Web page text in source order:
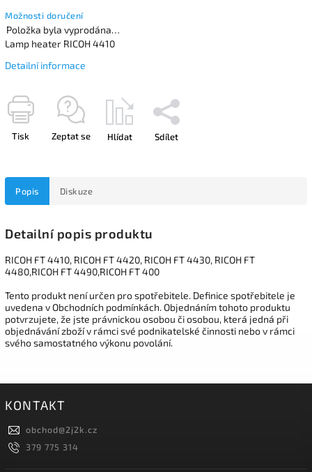
Možnosti doručení
Položka byla vyprodána…
Lamp heater RICOH 4410
Detailní informace
Tisk Zeptat se Hlídat Sdílet
Popis Diskuze
Detailní popis produktu
RICOH FT 4410, RICOH FT 4420, RICOH FT 4430, RICOH FT
4480,RICOH FT 4490,RICOH FT 400
Tento produkt není určen pro spotřebitele. Definice spotřebitele je
uvedena v Obchodních podmínkách. Objednáním tohoto produktu
potvrzujete, že jste právnickou osobou či osobou, která jedná při
objednávání zboží v rámci své podnikatelské činnosti nebo v rámci
svého samostatného výkonu povolání.
KONTAKT
obchod@2j2k.cz
379 775 314